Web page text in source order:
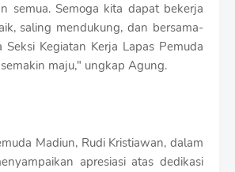
semua. Semoga kita dapat bekerja
saling mendukung, dan bersama-
Kegiatan Kerja Lapas Pemuda
maju," ungkap Agung.
Madiun, Rudi Kristiawan, dalam
apresiasi atas dedikasi